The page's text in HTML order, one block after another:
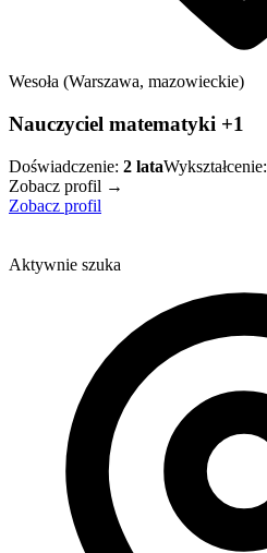
Wesoła (Warszawa, mazowieckie)
Nauczyciel matematyki +1
Doświadczenie: 2 lataWykształcenie:
Zobacz profil →
Zobacz profil
Aktywnie szuka